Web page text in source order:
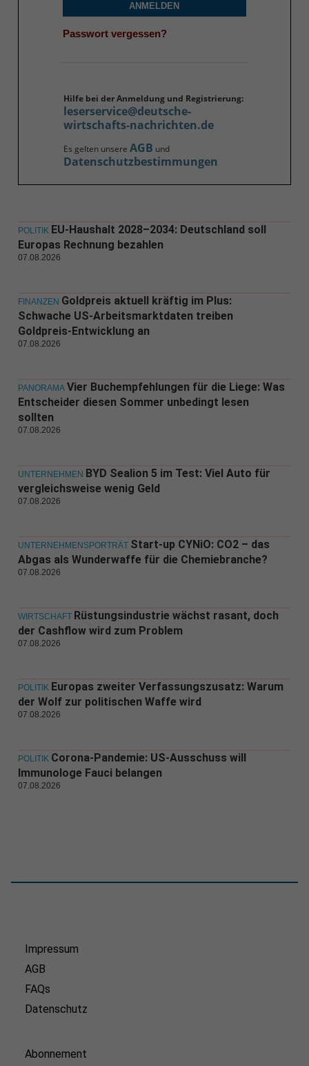
ANMELDEN
Passwort vergessen?
Hilfe bei der Anmeldung und Registrierung:
leserservice@deutsche-
wirtschafts-nachrichten.de
Es gelten unsere AGB und
Datenschutzbestimmungen
POLITIK EU-Haushalt 2028–2034: Deutschland soll
Europas Rechnung bezahlen
07.08.2026
FINANZEN Goldpreis aktuell kräftig im Plus:
Schwache US-Arbeitsmarktdaten treiben
Goldpreis-Entwicklung an
07.08.2026
PANORAMA Vier Buchempfehlungen für die Liege: Was
Entscheider diesen Sommer unbedingt lesen
sollten
07.08.2026
UNTERNEHMEN BYD Sealion 5 im Test: Viel Auto für
vergleichsweise wenig Geld
07.08.2026
UNTERNEHMENSPORTRÄT Start-up CYNiO: CO2 – das
Abgas als Wunderwaffe für die Chemiebranche?
07.08.2026
WIRTSCHAFT Rüstungsindustrie wächst rasant, doch
der Cashflow wird zum Problem
07.08.2026
POLITIK Europas zweiter Verfassungszusatz: Warum
der Wolf zur politischen Waffe wird
07.08.2026
POLITIK Corona-Pandemie: US-Ausschuss will
Immunologe Fauci belangen
07.08.2026
Impressum
AGB
FAQs
Datenschutz
Abonnement